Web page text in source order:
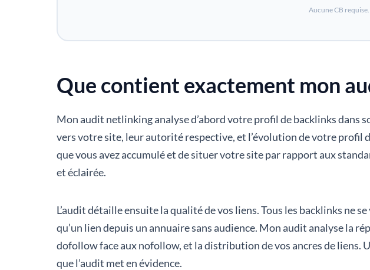
Aucune CB
Que contient exactement mon
Mon audit netlinking analyse d’abord votre profil de backlinks dans
vers votre site, leur autorité respective, et l’évolution de votre profil
que vous avez accumulé et de situer votre site par rapport aux
et éclairée.
L’audit détaille ensuite la qualité de vos liens. Tous les backlinks
qu’un lien depuis un annuaire sans audience. Mon audit analyse la
dofollow face aux nofollow, et la distribution de vos ancres de liens.
que l’audit met en évidence.